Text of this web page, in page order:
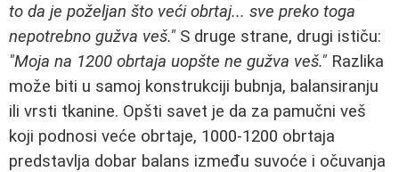
to da je poželjan što veći obrtaj... sve preko toga
nepotrebno gužva veš." S druge strane, drugi ističu:
"Moja na 1200 obrtaja uopšte ne gužva veš." Razlika
može biti u samoj konstrukciji bubnja, balansiranju
ili vrsti tkanine. Opšti savet je da za pamučni veš
koji podnosi veće obrtaje, 1000-1200 obrtaja
predstavlja dobar balans između suvoće i očuvanja